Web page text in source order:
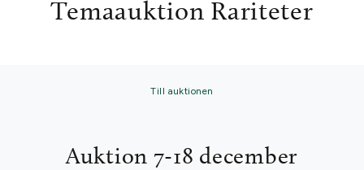
Temaauktion Rariteter
Till auktionen
Auktion 7-18 december